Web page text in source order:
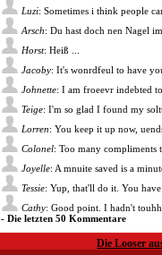
Luzi: Sometimes i think people
Arsch: Du hast doch nen Nagel
Horst: Heiß ...
Jacoby: It's wonrdfeul to have
Johnette: I am froeevr indebted
Teige: I'm so glad I found my
Lorren: You keep it up now,
Colonel: Too many compliments
Joyelle: A mnuite saved is a
Tessie: Yup, that'll do it. You have
Cathy: Good point. I hadn't
- Die letzten 50 Kommentare
Die Looser